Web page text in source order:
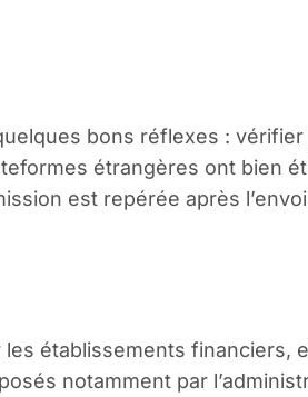
bons réflexes :
étrangères ont bien
est repérée après
établissements financiers,
notamment par